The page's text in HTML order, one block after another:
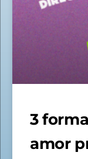
3
amor